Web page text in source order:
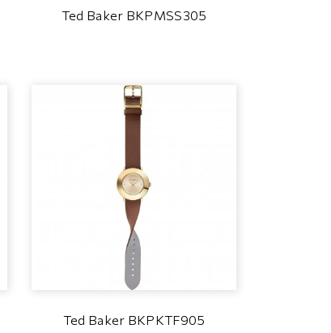
Ted Baker BKPMSS305
Ted Baker BKPKTF905